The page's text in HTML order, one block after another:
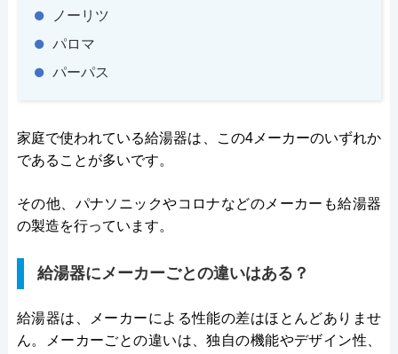
ノーリツ
パロマ
パーパス
家庭で使われている給湯器は、この4メーカーのいずれか
であることが多いです。
その他、パナソニックやコロナなどのメーカーも給湯器
の製造を行っています。
給湯器にメーカーごとの違いはある？
給湯器は、メーカーによる性能の差はほとんどありませ
ん。メーカーごとの違いは、独自の機能やデザイン性、